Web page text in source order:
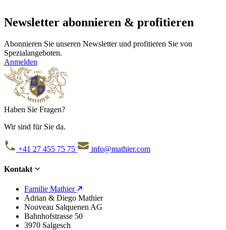
Newsletter abonnieren & profitieren
Abonnieren Sie unseren Newsletter und profitieren Sie von
Spezialangeboten.
Anmelden
Haben Sie Fragen?
Wir sind für Sie da.
+41 27 455 75 75 info@mathier.com
Kontakt
Familie Mathier
Adrian & Diego Mathier
Nouveau Salquenen AG
Bahnhofstrasse 50
3970 Salgesch